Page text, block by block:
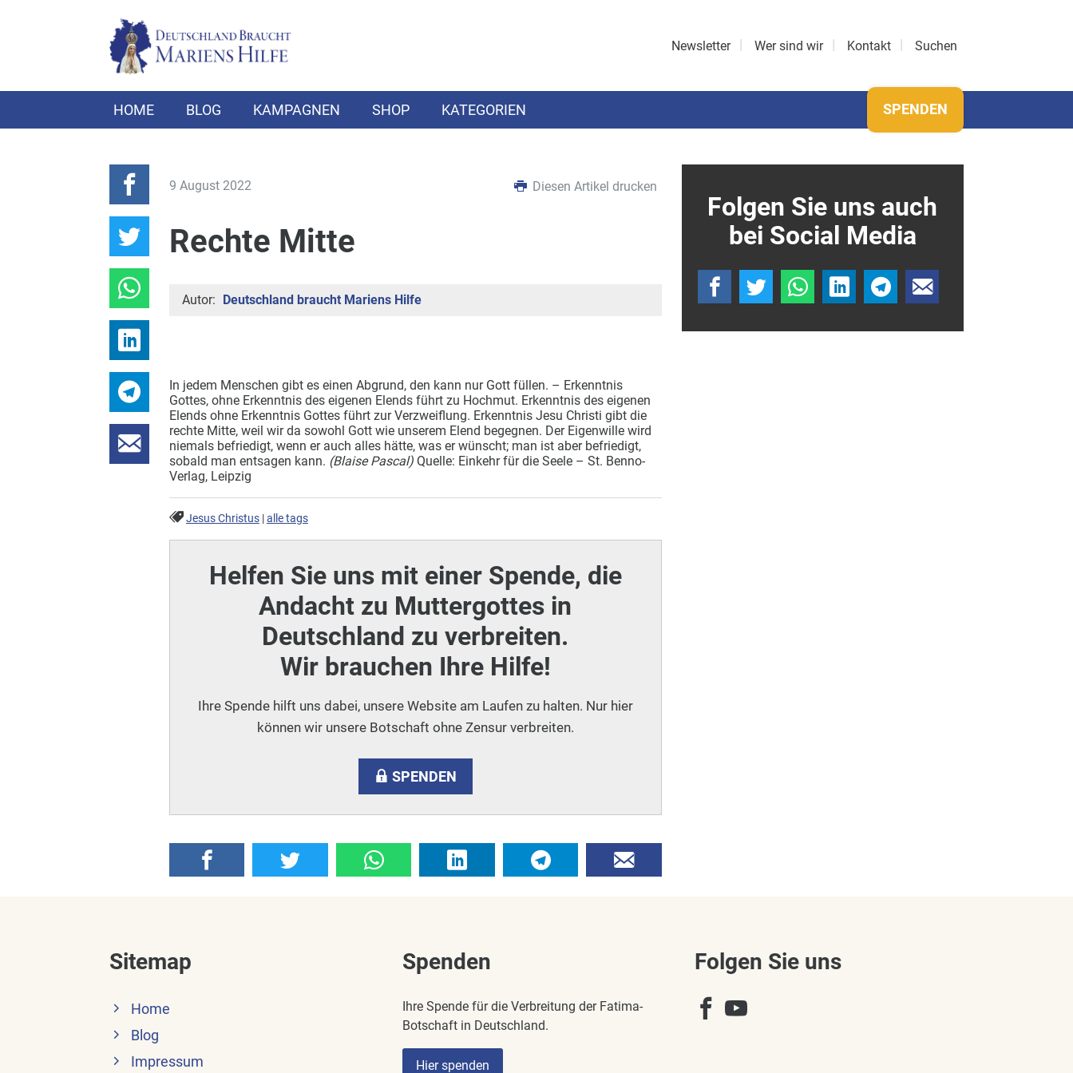
Newsletter Wer sind wir Kontakt Suchen
HOME BLOG KAMPAGNEN SHOP KATEGORIEN SPENDEN
9 August 2022 Diesen Artikel drucken
Rechte Mitte
Autor: Deutschland braucht Mariens Hilfe
In jedem Menschen gibt es einen Abgrund, den kann nur Gott füllen. – Erkenntnis
Gottes, ohne Erkenntnis des eigenen Elends führt zu Hochmut. Erkenntnis des eigenen
Elends ohne Erkenntnis Gottes führt zur Verzweiflung. Erkenntnis Jesu Christi gibt die
rechte Mitte, weil wir da sowohl Gott wie unserem Elend begegnen. Der Eigenwille wird
niemals befriedigt, wenn er auch alles hätte, was er wünscht; man ist aber befriedigt,
sobald man entsagen kann. (Blaise Pascal) Quelle: Einkehr für die Seele – St. Benno-
Verlag, Leipzig
Jesus Christus|alle tags
Helfen Sie uns mit einer Spende, die
Andacht zu Muttergottes in
Deutschland zu verbreiten.
Wir brauchen Ihre Hilfe!
Ihre Spende hilft uns dabei, unsere Website am Laufen zu halten. Nur hier
können wir unsere Botschaft ohne Zensur verbreiten.
SPENDEN
Folgen Sie uns auch
bei Social Media
Sitemap
Home
Blog
Impressum
Spenden
Ihre Spende für die Verbreitung der Fatima-
Botschaft in Deutschland.
Hier spenden
Folgen Sie uns